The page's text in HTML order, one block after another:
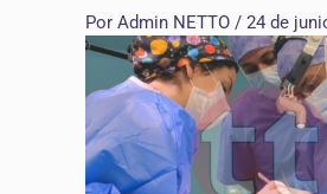
Por Admin NETTO / 24 de